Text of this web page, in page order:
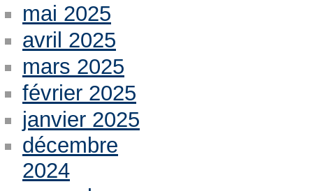
mai 2025
avril 2025
mars 2025
février 2025
janvier 2025
décembre
2024